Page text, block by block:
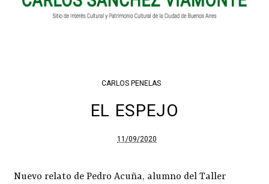
CARLOS PENELAS
EL ESPEJO
11/09/2020
Nuevo relato de Pedro Acuña, alumno del Taller